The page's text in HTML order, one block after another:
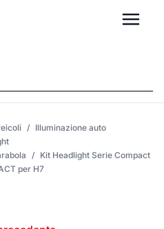
/ Illuminazione auto
/ Kit Headlight Serie Compact
per H7